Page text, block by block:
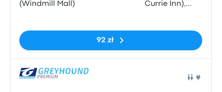
(Windmill Mall)
Currie Inn),
92 zł